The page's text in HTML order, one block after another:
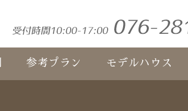
参考プラン モデルハウス